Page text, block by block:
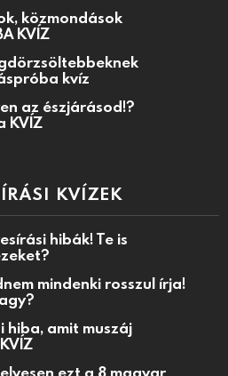
közmondások
KVÍZ
kvíz
az észjárásod!?
KVÍZ
KVÍZEK
hibák! Te is
mindenki rosszul írja!
hiba, amit muszáj
ezt a 8 magyar